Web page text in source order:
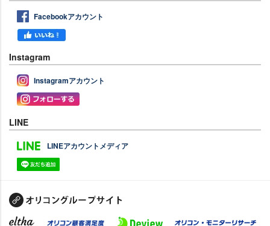
Facebookアカウント
Instagram
Instagramアカウント
LINE
LINEアカウントメディア